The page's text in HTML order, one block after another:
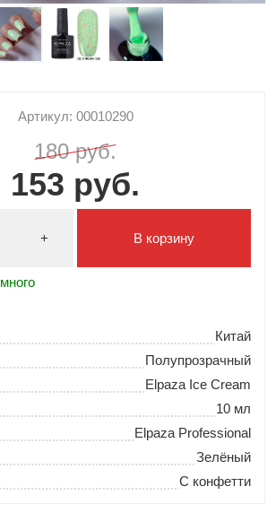
Артикул: 00010290
180 руб.
153 руб.
+
много
В корзину
Китай
Полупрозрачный
Elpaza Ice Cream
10 мл
Elpaza Professional
Зелёный
С конфетти